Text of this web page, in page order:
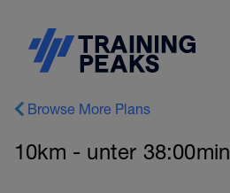
Browse More Plans
10km - unter 38:00min